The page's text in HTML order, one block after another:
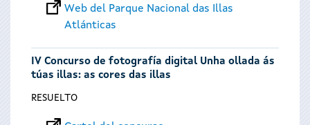
Web del Parque Nacional das Illas
Atlánticas
IV Concurso de fotografía digital Unha ollada ás
túas illas: as cores das illas
RESUELTO